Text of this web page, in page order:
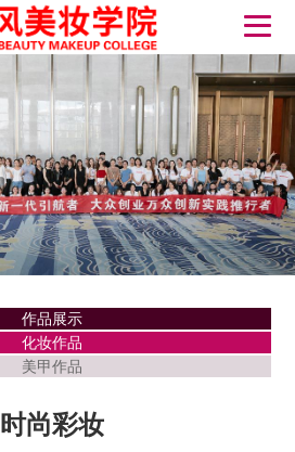
作品展示
化妆作品
美甲作品
时尚彩妆